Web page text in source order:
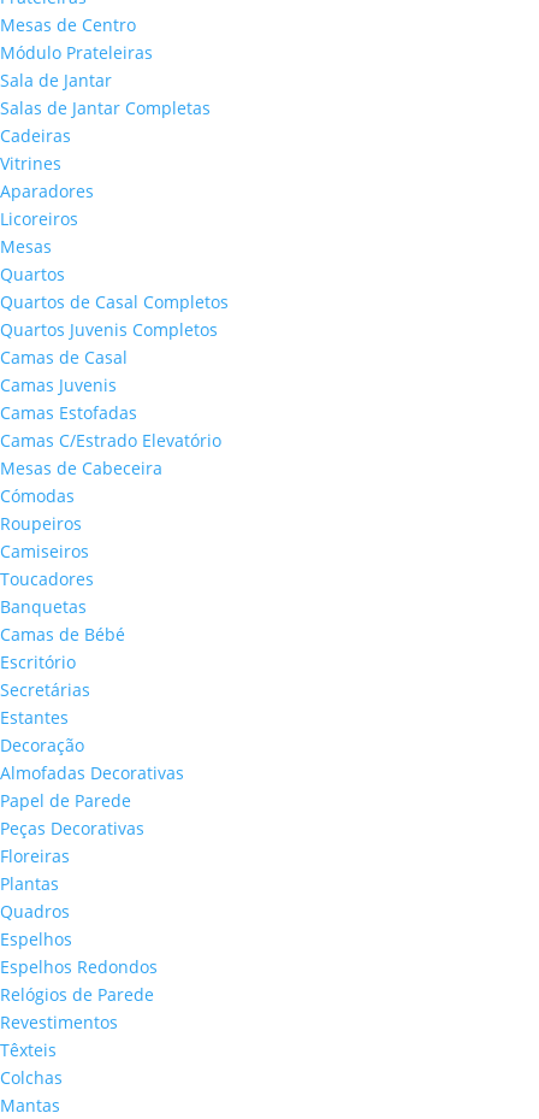
Mesas de Centro
Módulo Prateleiras
Sala de Jantar
Salas de Jantar Completas
Cadeiras
Vitrines
Aparadores
Licoreiros
Mesas
Quartos
Quartos de Casal Completos
Quartos Juvenis Completos
Camas de Casal
Camas Juvenis
Camas Estofadas
Camas C/Estrado Elevatório
Mesas de Cabeceira
Cómodas
Roupeiros
Camiseiros
Toucadores
Banquetas
Camas de Bébé
Escritório
Secretárias
Estantes
Decoração
Almofadas Decorativas
Papel de Parede
Peças Decorativas
Floreiras
Plantas
Quadros
Espelhos
Espelhos Redondos
Relógios de Parede
Revestimentos
Têxteis
Colchas
Mantas